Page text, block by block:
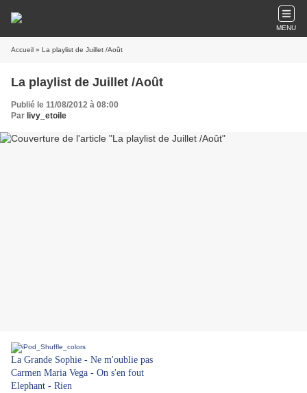
MENU
Accueil » La playlist de Juillet /Août
La playlist de Juillet /Août
Publié le 11/08/2012 à 08:00
Par livy_etoile
La Grande Sophie - Ne m'oublie pas
Carmen Maria Vega - On s'en fout
Elephant - Rien